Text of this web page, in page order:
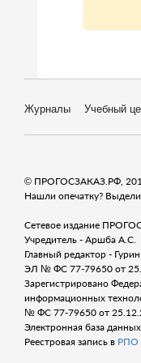
Журналы Учебный
© ПРОГОСЗАКАЗ.РФ,
Нашли опечатку?
Сетевое издание
Учредитель - Аршба А.С.
Главный редактор -
ЭЛ № ФС 77-79650 от
Зарегистрировано
информационных
№ ФС 77-79650 от
Электронная база
Реестровая запись в РПО